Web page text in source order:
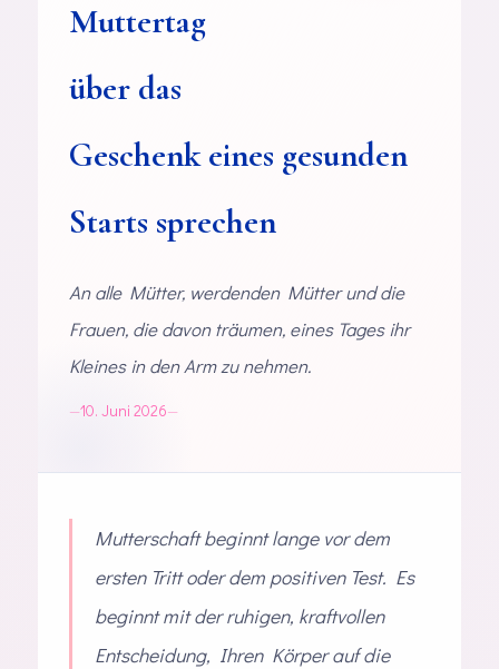
Muttertag
über das
Geschenk eines gesunden
Starts sprechen
An alle Mütter, werdenden Mütter und die
Frauen, die davon träumen, eines Tages ihr
Kleines in den Arm zu nehmen.
10. Juni 2026
Mutterschaft beginnt lange vor dem
ersten Tritt oder dem positiven Test. Es
beginnt mit der ruhigen, kraftvollen
Entscheidung, Ihren Körper auf die